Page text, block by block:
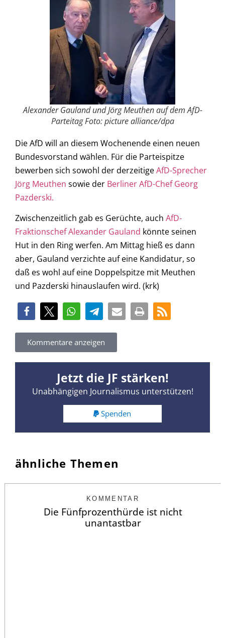
Alexander Gauland und Jörg Meuthen auf dem AfD-
Parteitag Foto: picture alliance/dpa
Die AfD will an diesem Wochenende einen neuen
Bundesvorstand wählen. Für die Parteispitze
bewerben sich sowohl der derzeitigeAfD-Sprecher
Jörg Meuthen sowie der Berliner AfD-Chef Georg
Pazderski.
Zwischenzeitlich gab es Gerüchte, auch AfD-
Fraktionschef Alexander Gauland könnte seinen
Hut in den Ring werfen. Am Mittag hieß es dann
aber, Gauland verzichte auf eine Kandidatur, so
daß es wohl auf eine Doppelspitze mit Meuthen
und Pazderski hinauslaufen wird. (krk)
Kommentare anzeigen
Jetzt die JF stärken!
Unabhängigen Journalismus unterstützen!
Spenden
ähnliche Themen
KOMMENTAR
Die Fünfprozenthürde ist nicht
unantastbar